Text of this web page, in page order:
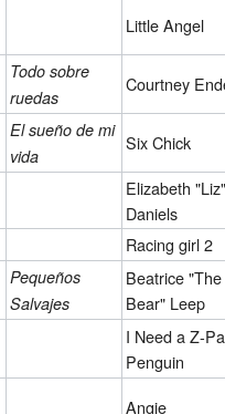
Little Angel
Todo sobre
ruedas
Courtney
El sueño de mi
vida
Six Chick
Elizabeth "Liz"
Daniels
Racing girl 2
Pequeños
Salvajes
Beatrice "The
Bear" Leep
I Need a Z-
Penguin
Angie